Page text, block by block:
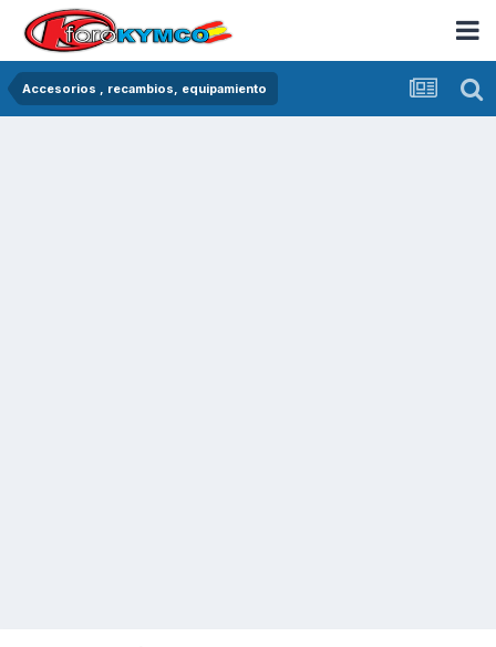
Accesorios , recambios, equipamiento